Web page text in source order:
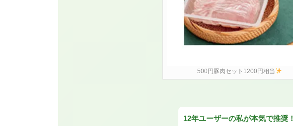
500円豚肉セット1200円相当
12年ユーザーの私が本気で推奨！